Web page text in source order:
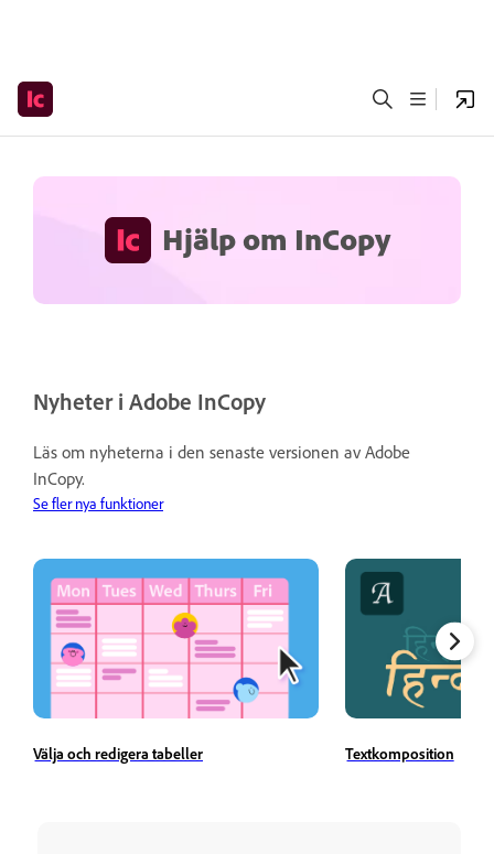
Hjälp om InCopy
Nyheter i Adobe InCopy
Läs om nyheterna i den senaste versionen av Adobe
InCopy.
Se fler nya funktioner
Välja och redigera tabeller Textkomposition